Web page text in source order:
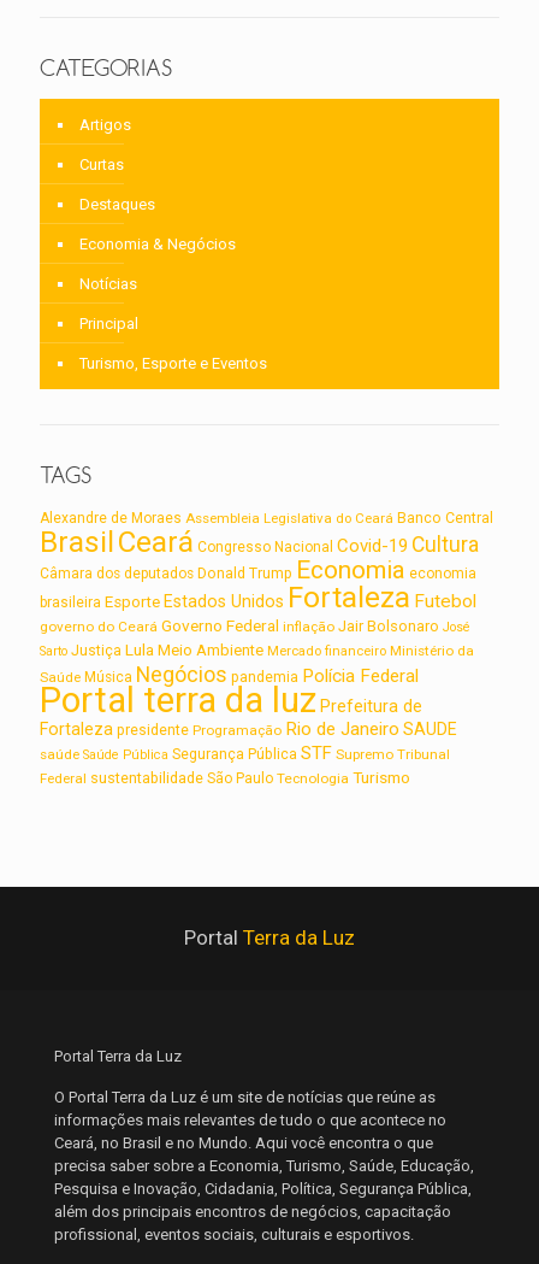
CATEGORIAS
Artigos
Curtas
Destaques
Economia & Negócios
Notícias
Principal
Turismo, Esporte e Eventos
TAGS
Alexandre de Moraes Assembleia Legislativa do Ceará Banco Central
BrasilCeará Congresso Nacional Covid-19 Cultura
Câmara dos deputados Donald Trump Economia economia
brasileira Esporte Estados Unidos Fortaleza Futebol
governo do Ceará Governo Federal inflação Jair Bolsonaro José
Sarto Justiça Lula Meio Ambiente Mercado financeiro Ministério da
Saúde Música Negócios pandemia Polícia Federal
Portal terra da luzPrefeitura de
Fortaleza presidente Programação Rio de Janeiro SAUDE
saúde Saúde Pública Segurança Pública STF Supremo Tribunal
Federal sustentabilidade São Paulo Tecnologia Turismo
Portal Terra da Luz
Portal Terra da Luz
O Portal Terra da Luz é um site de notícias que reúne as
informações mais relevantes de tudo o que acontece no
Ceará, no Brasil e no Mundo. Aqui você encontra o que
precisa saber sobre a Economia, Turismo, Saúde, Educação,
Pesquisa e Inovação, Cidadania, Política, Segurança Pública,
além dos principais encontros de negócios, capacitação
profissional, eventos sociais, culturais e esportivos.